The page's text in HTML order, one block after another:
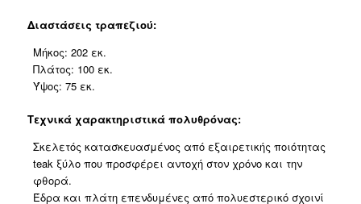
Διαστάσεις τραπεζιού:
Μήκος: 202 εκ.
Πλάτος: 100 εκ.
Ύψος: 75 εκ.
Τεχνικά χαρακτηριστικά πολυθρόνας:
Σκελετός κατασκευασμένος από εξαιρετικής ποιότητας
teak ξύλο που προσφέρει αντοχή στον χρόνο και την
φθορά.
Έδρα και πλάτη επενδυμένες από πολυεστερικό σχοινί